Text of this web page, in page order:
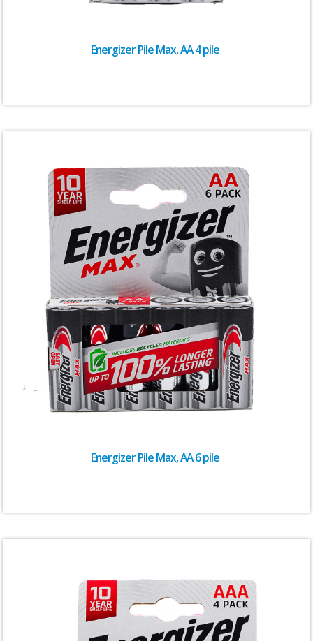
Energizer Pile Max, AA 4 pile
Energizer Pile Max, AA 6 pile